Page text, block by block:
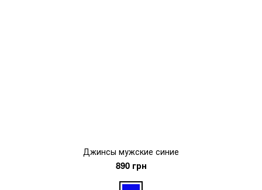
Джинсы мужские синие
890 грн